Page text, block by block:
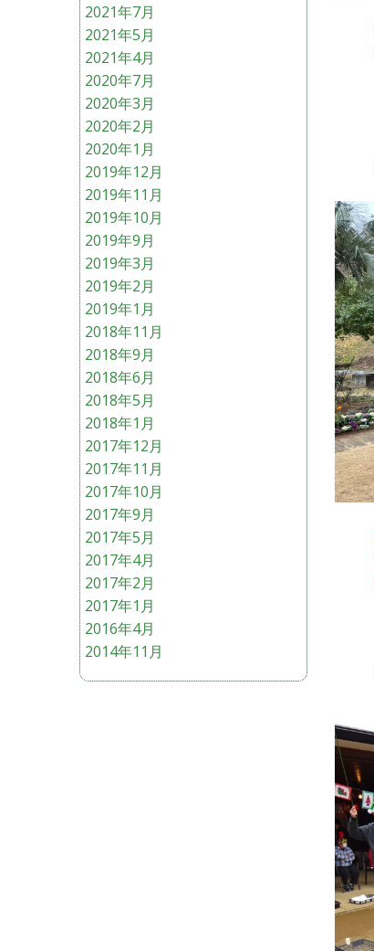
2021年7月
2021年5月
2021年4月
2020年7月
2020年3月
2020年2月
2020年1月
2019年12月
2019年11月
2019年10月
2019年9月
2019年3月
2019年2月
2019年1月
2018年11月
2018年9月
2018年6月
2018年5月
2018年1月
2017年12月
2017年11月
2017年10月
2017年9月
2017年5月
2017年4月
2017年2月
2017年1月
2016年4月
2014年11月